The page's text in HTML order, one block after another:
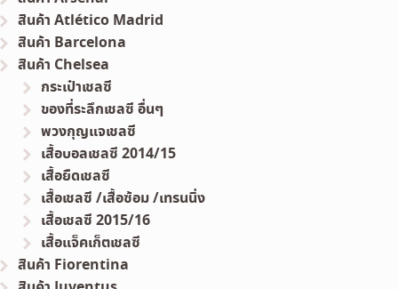
สินค้า Atlético Madrid
สินค้า Barcelona
สินค้า Chelsea
กระเป๋าเชลซี
ของที่ระลึกเชลซี อื่นๆ
พวงกุญแจเชลซี
เสื้อบอลเชลซี 2014/15
เสื้อยืดเชลซี
เสื้อเชลซี /เสื้อซ้อม /เทรนนิ่ง
เสื้อเชลซี 2015/16
เสื้อแจ็คเก็ตเชลซี
สินค้า Fiorentina